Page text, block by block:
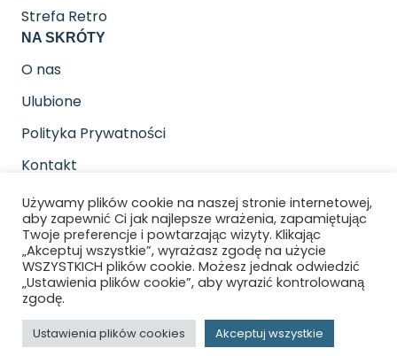
Strefa Retro
NA SKRÓTY
O nas
Ulubione
Polityka Prywatności
Kontakt
Znajdziesz nas na
Copyright © 2026 Gra pod pada. All rights
reserved.
Używamy plików cookie na naszej stronie internetowej,
aby zapewnić Ci jak najlepsze wrażenia, zapamiętując
Twoje preferencje i powtarzając wizyty. Klikając
„Akceptuj wszystkie”, wyrażasz zgodę na użycie
WSZYSTKICH plików cookie. Możesz jednak odwiedzić
„Ustawienia plików cookie”, aby wyrazić kontrolowaną
zgodę.
Ustawienia plików cookies Akceptuj wszystkie